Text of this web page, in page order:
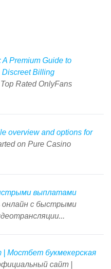
Premium Guide to
Discreet Billing
Rated OnlyFans
overview and options for
on Pure Casino
выплатами
онлайн с быстрыми
| Мостбет букмекерская
сайт |